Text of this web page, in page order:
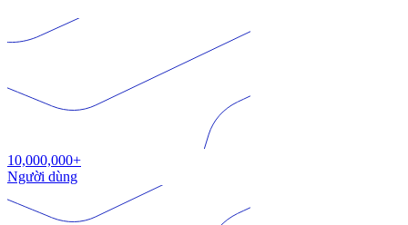
10,000,000+
Người dùng